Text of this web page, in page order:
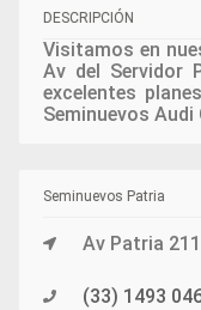
DESCRIPCIÓN
Visitamos en
Av del Servidor
excelentes
Seminuevos
Seminuevos Patria
Av Patria
(33) 1493